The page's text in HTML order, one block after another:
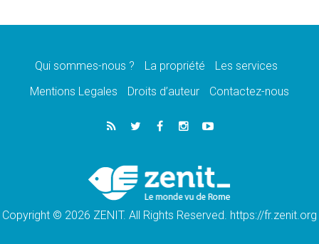
07.08.2026
07.08.2026
de l'Assomption et mémoire nationale
«La paix commence par l'empathie» estime
le cardinal Parolin
En Colombie, «la paix ne s'achète pas avec
une signature»
Qui sommes-nous ? La propriété
Les services
Mentions Legales
Droits d’auteur Contactez-nous
Copyright © 2026 ZENIT. All Rights Reserved. https://fr.zenit.org